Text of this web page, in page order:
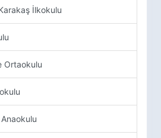
İlkokulu
Ortaokulu